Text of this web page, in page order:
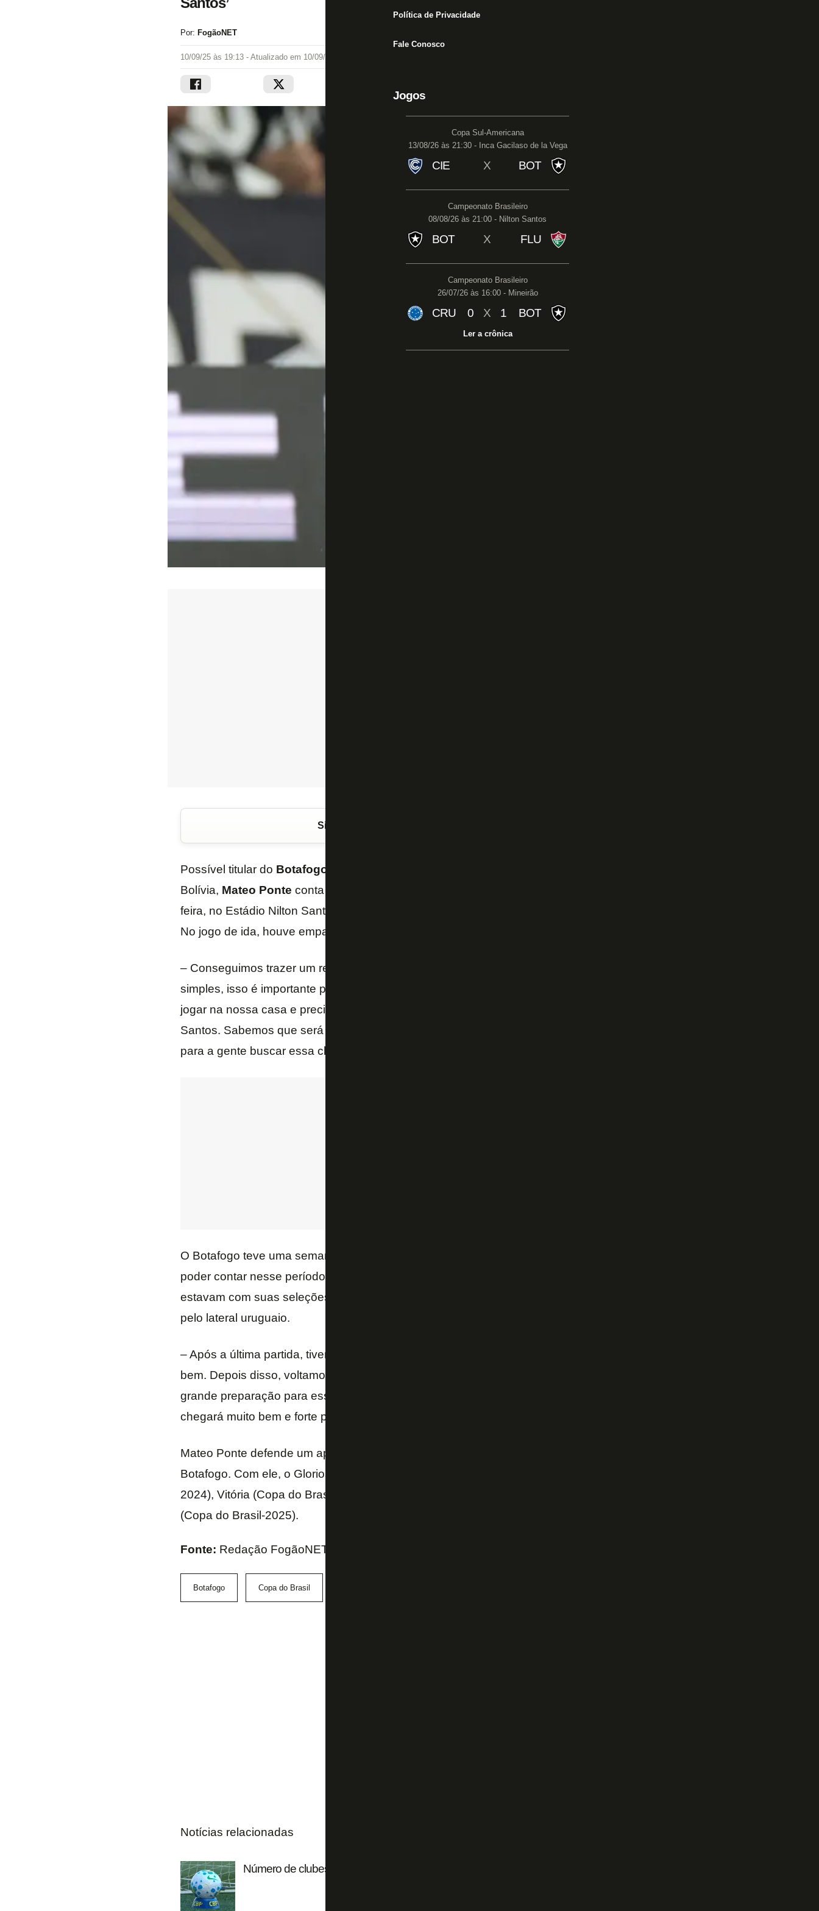
Política de Privacidade
Fale Conosco
Jogos
Copa Sul-Americana
13/08/26 às 21:30 - Inca Gacilaso de la Vega
CIE X BOT
Campeonato Brasileiro
08/08/26 às 21:00 - Nilton Santos
BOT X FLU
Campeonato Brasileiro
26/07/26 às 16:00 - Mineirão
CRU 0 X 1 BOT
Ler a crônica
Por: FogãoNET
10/09/25 às 19:13 - Atualizado em 10/09/25 às 19:13
Siga o FogãoNET
Possível titular do Botafogo
Bolívia, Mateo Ponte conta com o apoio da torcida para superar o
feira, no Estádio Nilton Santos, e garantir uma vaga nas semifinais da
No jogo de ida, houve empate em 1 a 1 em São Januário.
– Conseguimos trazer um resultado que nos dá a chance de classificar com uma vitória
simples, isso é importante para um jogo tão difícil como esse, um clássico. Nós vamos
jogar na nossa casa e precisamos fazer valer essa nossa força dentro do Nilton
Santos. Sabemos que será casa cheia, o apoio da nossa torcida será muito importante
para a gente buscar essa classificação – disse Ponte ao “GE”.
O Botafogo teve uma semana de preparação em meio à data Fifa, apesar de não
poder contar nesse período com Savarino, Vitinho, Montoro e Jordan Barrera, que
estavam com suas seleções. O período de treinos com Davide Ancelotti foi destacado
pelo lateral uruguaio.
– Após a última partida, tivemos alguns dias de folga que nos ajudaram a nos recuperar
bem. Depois disso, voltamos ao trabalho com muita intensidade e temos feito uma
grande preparação para esse duelo contra o Vasco. O nosso time com certeza
chegará muito bem e forte para essa partida decisiva – garantiu.
Mateo Ponte defende um aproveitamento de 100% em jogos de mata-mata pelo
Botafogo. Com ele, o Glorioso passou por Aurora e Red Bull Bragantino (Libertadores-
2024), Vitória (Copa do Brasil-2024), Palmeiras e Peñarol (Libertadores-2024) e Capital
(Copa do Brasil-2025).
Fonte: Redação FogãoNET e GE
Botafogo Copa do Brasil
Notícias relacionadas
Número de clubes em recuperação judicial no Brasil chega a 37; veja lista